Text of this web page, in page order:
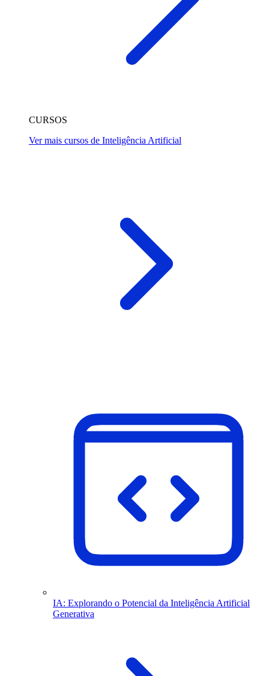
CURSOS
Ver mais cursos de Inteligência Artificial
IA: Explorando o Potencial da Inteligência Artificial
Generativa